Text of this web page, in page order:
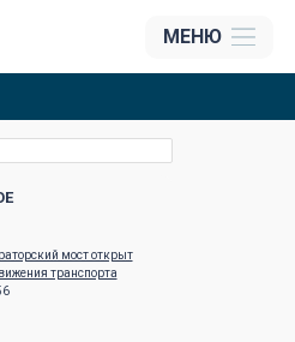
МЕНЮ
мост открыт
транспорта